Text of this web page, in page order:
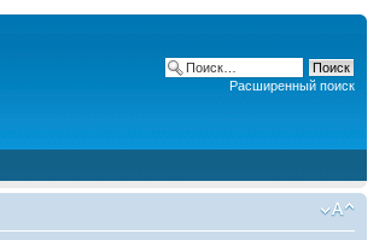
Расширенный поиск